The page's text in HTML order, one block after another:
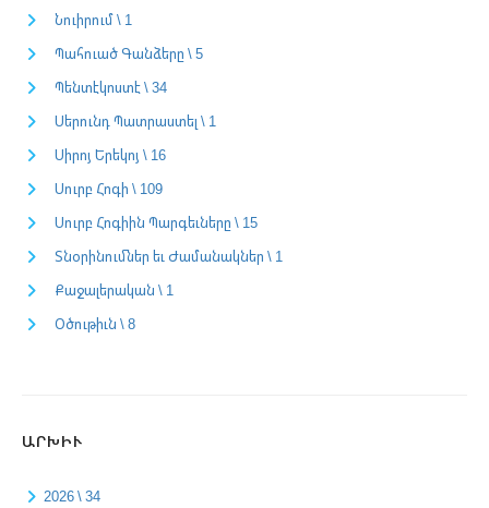
Նուիրում \ 1
Պահուած Գանձերը \ 5
Պենտէկոստէ \ 34
Սերունդ Պատրաստել \ 1
Սիրոյ Երեկոյ \ 16
Սուրբ Հոգի \ 109
Սուրբ Հոգիին Պարգեւները \ 15
Տնօրինումներ եւ Ժամանակներ \ 1
Քաջալերական \ 1
Օծութիւն \ 8
ԱՐԽԻՒ
2026 \ 34